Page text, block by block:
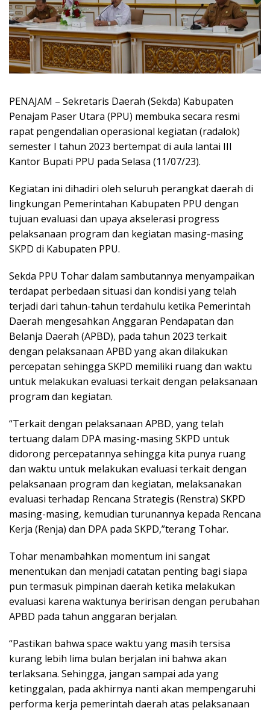
PENAJAM – Sekretaris Daerah (Sekda) Kabupaten
Penajam Paser Utara (PPU) membuka secara resmi
rapat pengendalian operasional kegiatan (radalok)
semester I tahun 2023 bertempat di aula lantai III
Kantor Bupati PPU pada Selasa (11/07/23).
Kegiatan ini dihadiri oleh seluruh perangkat daerah di
lingkungan Pemerintahan Kabupaten PPU dengan
tujuan evaluasi dan upaya akselerasi progress
pelaksanaan program dan kegiatan masing-masing
SKPD di Kabupaten PPU.
Sekda PPU Tohar dalam sambutannya menyampaikan
terdapat perbedaan situasi dan kondisi yang telah
terjadi dari tahun-tahun terdahulu ketika Pemerintah
Daerah mengesahkan Anggaran Pendapatan dan
Belanja Daerah (APBD), pada tahun 2023 terkait
dengan pelaksanaan APBD yang akan dilakukan
percepatan sehingga SKPD memiliki ruang dan waktu
untuk melakukan evaluasi terkait dengan pelaksanaan
program dan kegiatan.
“Terkait dengan pelaksanaan APBD, yang telah
tertuang dalam DPA masing-masing SKPD untuk
didorong percepatannya sehingga kita punya ruang
dan waktu untuk melakukan evaluasi terkait dengan
pelaksanaan program dan kegiatan, melaksanakan
evaluasi terhadap Rencana Strategis (Renstra) SKPD
masing-masing, kemudian turunannya kepada Rencana
Kerja (Renja) dan DPA pada SKPD,”terang Tohar.
Tohar menambahkan momentum ini sangat
menentukan dan menjadi catatan penting bagi siapa
pun termasuk pimpinan daerah ketika melakukan
evaluasi karena waktunya beririsan dengan perubahan
APBD pada tahun anggaran berjalan.
“Pastikan bahwa space waktu yang masih tersisa
kurang lebih lima bulan berjalan ini bahwa akan
terlaksana. Sehingga, jangan sampai ada yang
ketinggalan, pada akhirnya nanti akan mempengaruhi
performa kerja pemerintah daerah atas pelaksanaan